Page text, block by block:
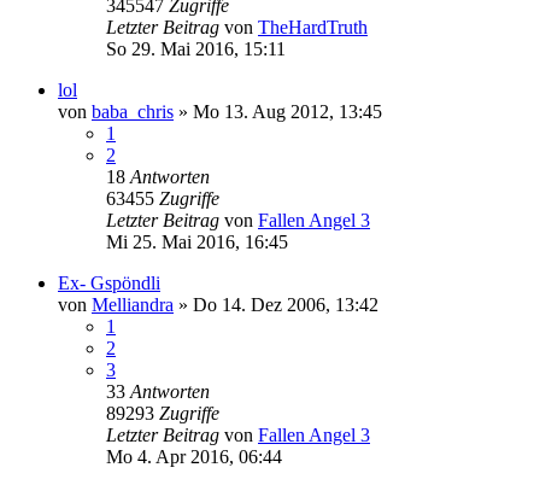
345547 Zugriffe
Letzter Beitrag von TheHardTruth
So 29. Mai 2016, 15:11
lol
von baba_chris » Mo 13. Aug 2012, 13:45
1
2
18 Antworten
63455 Zugriffe
Letzter Beitrag von Fallen Angel 3
Mi 25. Mai 2016, 16:45
Ex- Gspöndli
von Melliandra » Do 14. Dez 2006, 13:42
1
2
3
33 Antworten
89293 Zugriffe
Letzter Beitrag von Fallen Angel 3
Mo 4. Apr 2016, 06:44